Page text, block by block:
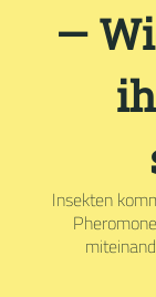
—
Insekten